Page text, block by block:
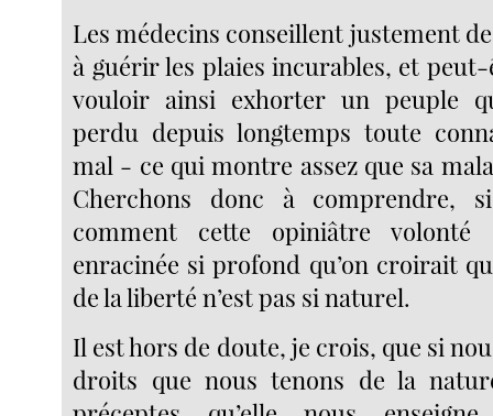
Les médecins conseillent justement
à guérir les plaies incurables, et
vouloir ainsi exhorter un peuple
perdu depuis longtemps toute
mal - ce qui montre assez que sa
Cherchons donc à comprendre,
comment cette opiniâtre volonté
enracinée si profond qu’on croirait
de la liberté n’est pas si naturel.
Il est hors de doute, je crois, que si
droits que nous tenons de la